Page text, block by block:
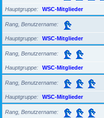
Hauptgruppe WSC-Mitglieder
Rang, Benutzername
Hauptgruppe WSC-Mitglieder
Rang, Benutzername
Hauptgruppe WSC-Mitglieder
Rang, Benutzername
Hauptgruppe WSC-Mitglieder
Rang, Benutzername